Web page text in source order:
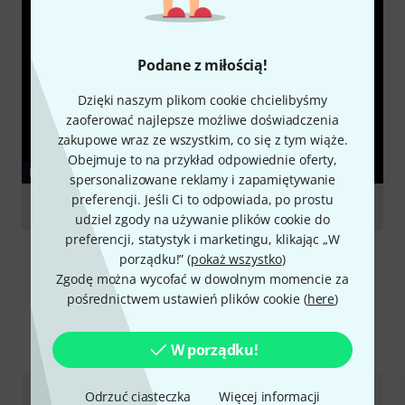
Podane z miłością!
Dzięki naszym plikom cookie chcielibyśmy
zaoferować najlepsze możliwe doświadczenia
zakupowe wraz ze wszystkim, co się z tym wiąże.
Obejmuje to na przykład odpowiednie oferty,
spersonalizowane reklamy i zapamiętywanie
preferencji. Jeśli Ci to odpowiada, po prostu
udziel zgody na używanie plików cookie do
preferencji, statystyk i marketingu, klikając „W
porządku!” (pokaż wszystko)
Zgodę można wycofać w dowolnym momencie za
pośrednictwem ustawień plików cookie (here)
W porządku!
Odrzuć ciasteczka Więcej informacji
PORADNIKI
Clarinets
Porównaj opcje